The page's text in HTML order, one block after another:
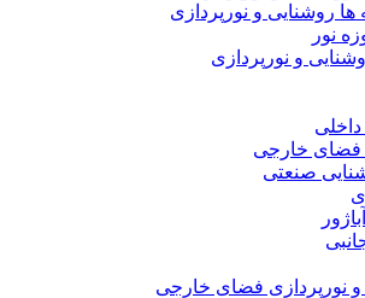
ها روشنایی و نورپردازی
نور
و نورپردازی
فضای خارجی
صنعتی
و نورپردازی فضای خارجی